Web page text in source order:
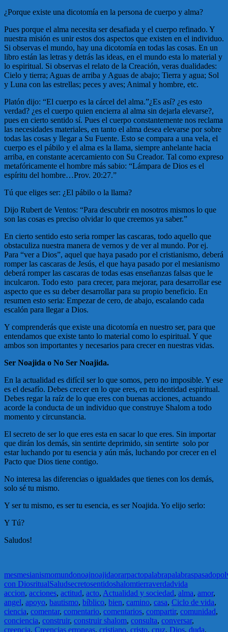
¿Porque existe una dicotomía en la persona de cuerpo y alma?
Pues porque el alma necesita ser desafiada y el cuerpo refinado. Y
nuestra misión es unir estos dos aspectos que existen en el individuo.
Si observas el mundo, hay una dicotomía en todas las cosas. En un
libro están las letras y detrás las ideas, en el mundo esta lo material y
lo espiritual. Si observas el relato de la Creación, veras dualidades:
Cielo y tierra; Aguas de arriba y Aguas de abajo; Tierra y agua; Sol
y Luna con las estrellas; peces y aves; Animal y hombre, etc.
Platón dijo: “El cuerpo es la cárcel del alma.”¿Es así? ¿es esto
verdad? ¿es el cuerpo quien encierra al alma sin dejarla elevarse?,
pues en cierto sentido sí. Pues el cuerpo constantemente nos reclama
las necesidades materiales, en tanto el alma desea elevarse por sobre
todas las cosas y llegar a Su Fuente. Esto se compara a una vela, el
cuerpo es el pábilo y el alma es la llama, siempre anhelante hacia
arriba, en constante acercamiento con Su Creador. Tal como expreso
metafóricamente el hombre más sabio: “Lámpara de Dios es el
espíritu del hombre…Prov. 20:27.”
Tú que eliges ser: ¿El pábilo o la llama?
Dijo Rubert de Ventos: “Para descubrir en nosotros mismos lo que
son las cosas es preciso olvidar lo que creemos ya saber.”
En cierto sentido esto seria romper las cascaras, todo aquello que
obstaculiza nuestra manera de vernos y de ver al mundo. Por ej.
Para “ver a Dios”, aquel que haya pasado por el cristianismo, deberá
romper las cascaras de Jesús, el que haya pasado por el mesianismo
deberá romper las cascaras de todas esas enseñanzas falsas que le
inculcaron. Todo esto para crecer, para mejorar, para desarrollar ese
aspecto que es su deber desarrollar para su propio beneficio. En
resumen esto seria: Empezar de cero, de abajo, escalando cada
escalón para llegar a Dios.
Y comprenderás que existe una dicotomía en nuestro ser, para que
entendamos que existe tanto lo material como lo espiritual. Y que
ambos son importantes y necesarios para crecer en nuestras vidas.
Ser Noajida o No Ser Noajida.
En la actualidad es difícil ser lo que somos, pero no imposible. Y ese
es el desafío. Debes crecer en lo que eres, en tu identidad espiritual.
Debes regar la raíz de lo que eres con buenas acciones, actuando
acorde la conducta de un individuo que construye Shalom a todo
momento y circunstancia.
El secreto de ser lo que eres esta en sacar lo que eres. Sin importar
que dirán los demás, sin sentirte deprimido, sin sentirte solo por
estar luchando por tu esencia y aún más, luchando por crecer en el
Pacto que Dios tiene contigo.
No interesa las diferencias o igualdades que tienes con los demás,
solo sé tu mismo.
Y ser tu mismo, es ser tu esencia, es ser Noajida. Yo elijo serlo:
Y Tú?
Saludos!
mesmesianismomundonoajnoajidaorarpactopalabrapalabraspasado
con DiosritualSaludsecretosentidoshalomtierraverdadvida
accion, acciones, actitud, acto, Actualidad y sociedad, alma, amor,
angel, apoyo, bautismo, bíblico, bien, camino, casa, Ciclo de vida,
ciencia, comentar, comentario, comentarios, compartir, comunidad,
conciencia, construir, construir shalom, consulta, conversar,
creencia, Creencias erroneas, cristiano, cristo, cruz, Dios, duda,